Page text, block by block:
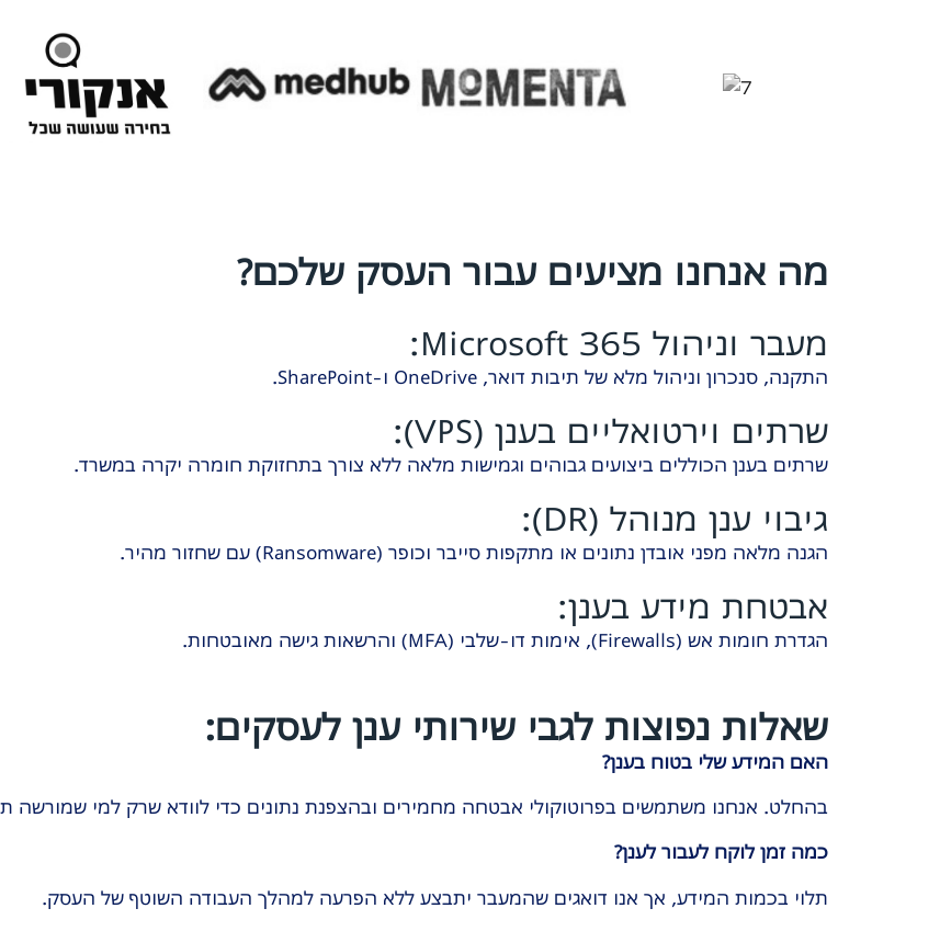
מה אנחנו מציעים עבור העסק שלכם?
מעבר וניהול Microsoft 365:
התקנה, סנכרון וניהול מלא של תיבות דואר, OneDrive ו-SharePoint.
שרתים וירטואליים בענן (VPS):
שרתים בענן הכוללים ביצועים גבוהים וגמישות מלאה ללא צורך בתחזוקת חומרה יקרה במשרד.
גיבוי ענן מנוהל (DR):
הגנה מלאה מפני אובדן נתונים או מתקפות סייבר וכופר (Ransomware) עם שחזור מהיר.
אבטחת מידע בענן:
הגדרת חומות אש (Firewalls), אימות דו-שלבי (MFA) והרשאות גישה מאובטחות.
שאלות נפוצות לגבי שירותי ענן לעסקים:
האם המידע שלי בטוח בענן?
בהחלט. אנחנו משתמשים בפרוטוקולי אבטחה מחמירים ובהצפנת נתונים כדי לוודא שרק למי שמורשה
כמה זמן לוקח לעבור לענן?
תלוי בכמות המידע, אך אנו דואגים שהמעבר יתבצע ללא הפרעה למהלך העבודה השוטף של העסק.